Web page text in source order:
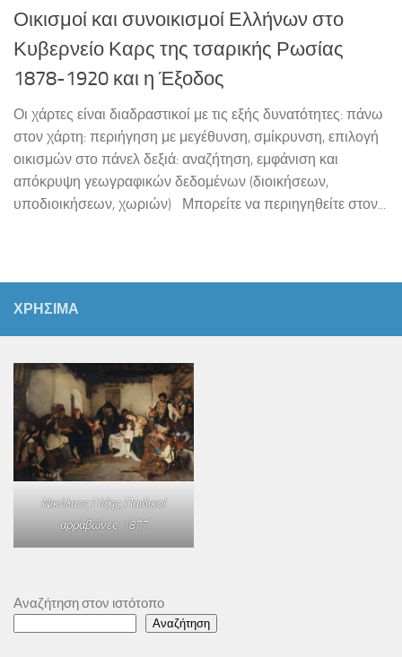
Οικισμοί και συνοικισμοί Ελλήνων στο
Κυβερνείο Καρς της τσαρικής Ρωσίας
1878-1920 και η Έξοδος
Οι χάρτες είναι διαδραστικοί με τις εξής δυνατότητες: πάνω
στον χάρτη: περιήγηση με μεγέθυνση, σμίκρυνση, επιλογή
οικισμών στο πάνελ δεξιά: αναζήτηση, εμφάνιση και
απόκρυψη γεωγραφικών δεδομένων (διοικήσεων,
υποδιοικήσεων, χωριών) Μπορείτε να περιηγηθείτε στον...
ΧΡΗΣΙΜΑ
Νικόλαος Γύζης,Παιδικοί
αρραβώνες, 1877
Αναζήτηση στον ιστότοπο
Αναζήτηση